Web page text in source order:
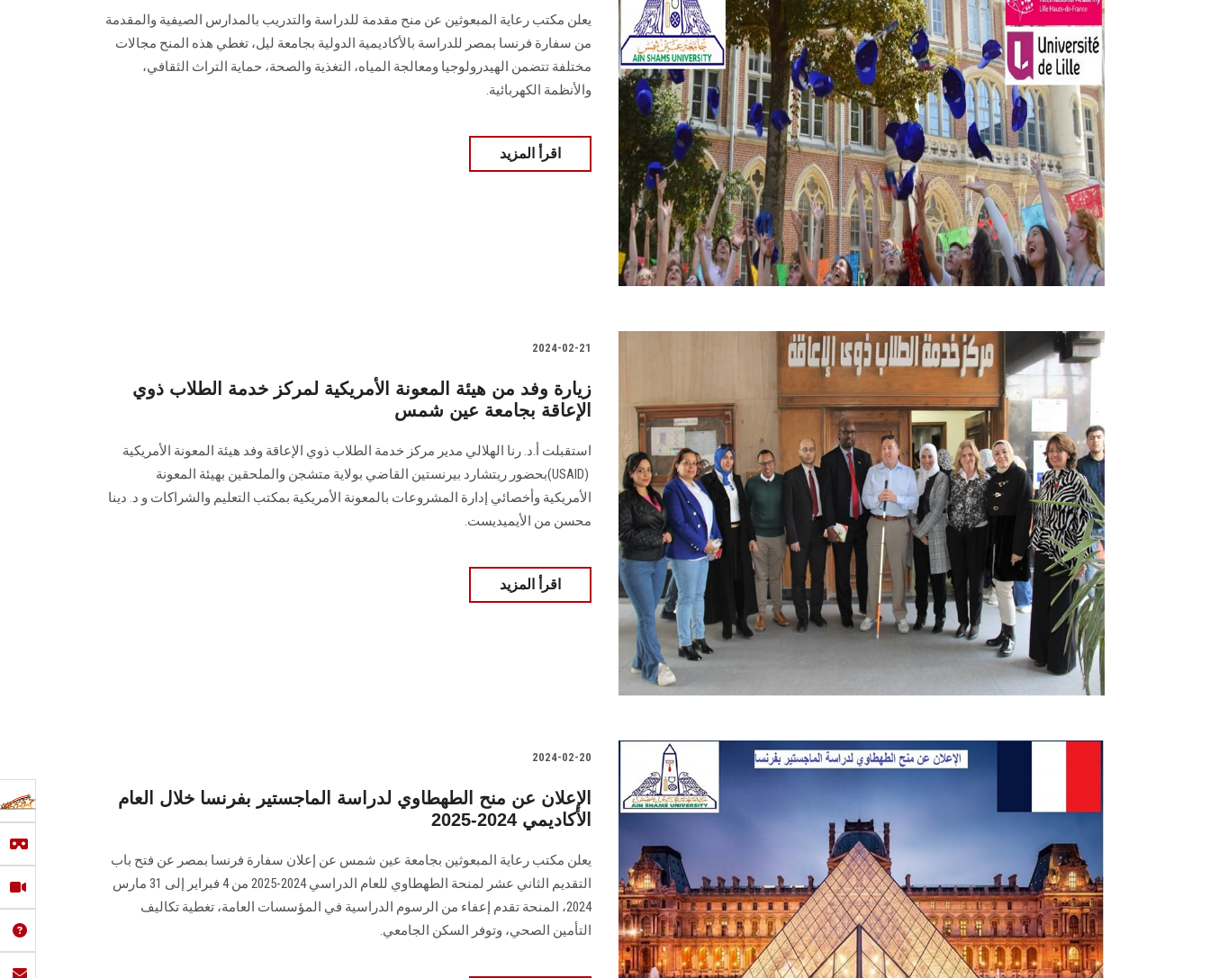
يعلن مكتب رعاية المبعوثين عن منح مقدمة للدراسة والتدريب بالمدارس ‏الصيفية والمقدمة
من سفارة فرنسا بمصر للدراسة بالأكاديمية الدولية بجامعة ليل، ‎تغطي هذه المنح مجالات
مختلفة تتضمن الهيدرولوجيا ومعالجة المياه، التغذية ‏والصحة، حماية التراث الثقافي،
والأنظمة الكهربائية.‏
اقرأ المزيد
2024-02-21
زيارة وفد من هيئة المعونة الأمريكية لمركز خدمة الطلاب ذوي
الإعاقة بجامعة عين شمس
‎‎(USAID) ‎بحضور ريتشارد بيرنستين القاضي بولاية متشجن والملحقين بهيئة المعونة
الأمريكية وأخصائي إدارة المشروعات بالمعونة ‏الأمريكية بمكتب التعليم والشراكات و د. دينا
محسن من الأيميديست.‏
اقرأ المزيد
2024-02-20
الإعلان عن منح الطهطاوي لدراسة الماجستير بفرنسا خلال العام
الأكاديمي 2024-2025
يعلن مكتب رعاية المبعوثين بجامعة عين شمس عن إعلان سفارة فرنسا بمصر عن فتح باب
التقديم الثاني عشر لمنحة الطهطاوي للعام الدراسي 2024-2025 من 4 فبراير إلى 31 مارس
2024، المنحة تقدم إعفاء من الرسوم الدراسية في المؤسسات العامة، تغطية تكاليف
التأمين الصحي، وتوفر السكن الجامعي.